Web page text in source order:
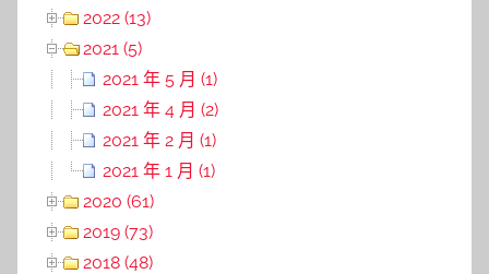
2022 (13)
2021 (5)
2021 年 5 月 (1)
2021 年 4 月 (2)
2021 年 2 月 (1)
2021 年 1 月 (1)
2020 (61)
2019 (73)
2018 (48)